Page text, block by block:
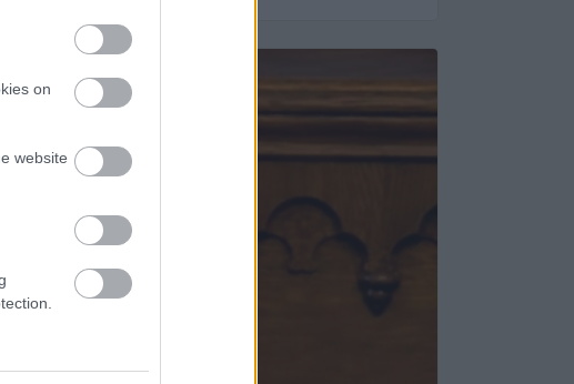
on
website